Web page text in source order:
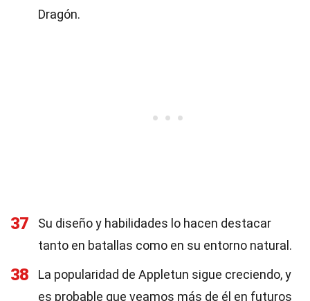
Dragón.
37
Su diseño y habilidades lo hacen destacar
tanto en batallas como en su entorno natural.
38
La popularidad de Appletun sigue creciendo, y
es probable que veamos más de él en futuros